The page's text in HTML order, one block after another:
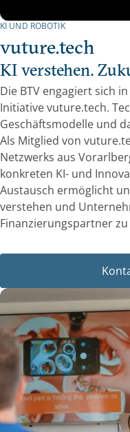
KI UND ROBOTIK
vuture.tech
KI verstehen.
Die BTV engagiert sich
Initiative vuture.tech.
Geschäftsmodelle und
Als Mitglied von
Netzwerks aus
konkreten KI- und
Austausch ermöglicht
verstehen und
Finanzierungspartner